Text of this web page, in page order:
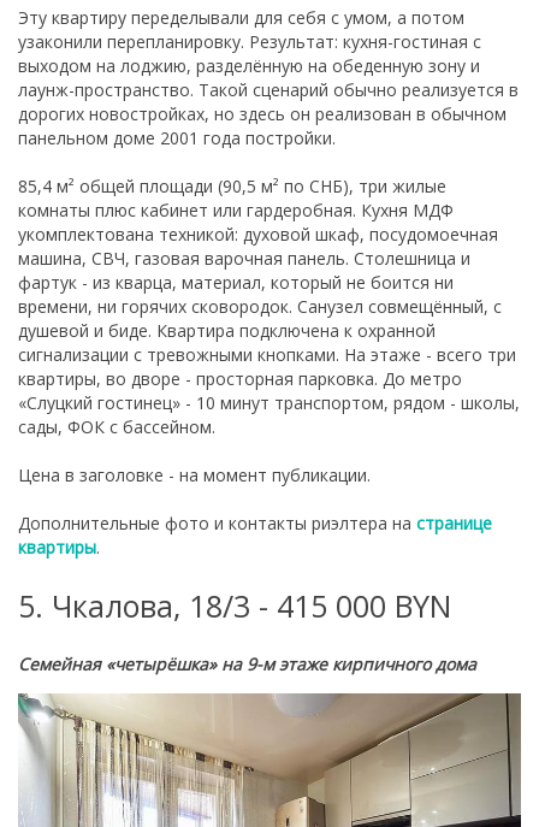
Эту квартиру переделывали для себя с умом, а потом
узаконили перепланировку. Результат: кухня-гостиная с
выходом на лоджию, разделённую на обеденную зону и
лаунж-пространство. Такой сценарий обычно реализуется в
дорогих новостройках, но здесь он реализован в обычном
панельном доме 2001 года постройки.
85,4 м² общей площади (90,5 м² по СНБ), три жилые
комнаты плюс кабинет или гардеробная. Кухня МДФ
укомплектована техникой: духовой шкаф, посудомоечная
машина, СВЧ, газовая варочная панель. Столешница и
фартук - из кварца, материал, который не боится ни
времени, ни горячих сковородок. Санузел совмещённый, с
душевой и биде. Квартира подключена к охранной
сигнализации с тревожными кнопками. На этаже - всего три
квартиры, во дворе - просторная парковка. До метро
«Слуцкий гостинец» - 10 минут транспортом, рядом - школы,
сады, ФОК с бассейном.
Цена в заголовке - на момент публикации.
Дополнительные фото и контакты риэлтера на странице
квартиры.
5. Чкалова, 18/3 - 415 000 BYN
Семейная «четырёшка» на 9-м этаже кирпичного дома